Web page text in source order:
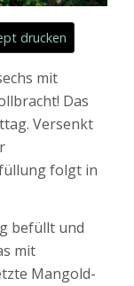
drucken
mit
Das
Versenkt
folgt in
befüllt und
mit
Mangold-